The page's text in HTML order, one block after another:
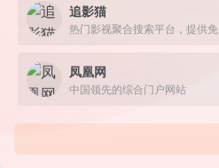
追影猫
凤凰网
中国领先的综合门户网站